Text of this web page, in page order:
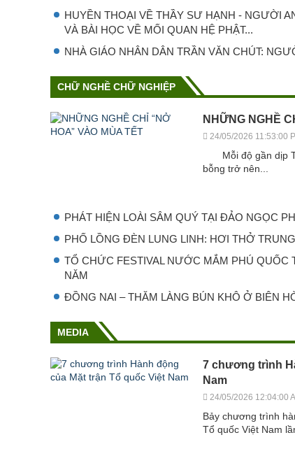
HUYỀN THOẠI VỀ THẦY SƯ HẠNH - NGƯỜI
VÀ BÀI HỌC VỀ MỐI QUAN HỆ PHẬT...
NHÀ GIÁO NHÂN DÂN TRẦN VĂN CHÚT:
CHỮ NGHỀ CHỮ NGHIỆP
NHỮNG NGHỀ
24/05/2026 11:53:00
Mỗi độ gần dịp
bỗng trở nên...
PHÁT HIỆN LOÀI SÂM QUÝ TẠI ĐẢO NGỌC
PHỐ LỒNG ĐÈN LUNG LINH: HƠI THỞ
TỔ CHỨC FESTIVAL NƯỚC MẮM PHÚ QUỐC
NĂM
ĐỒNG NAI – THĂM LÀNG BÚN KHÔ Ở BIÊN
MEDIA
7 chương trình
Nam
24/05/2026 12:04:00
Bảy chương trình
Tổ quốc Việt Nam